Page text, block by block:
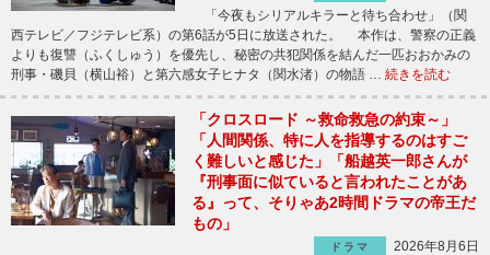
「今夜もシリアルキラーと待ち合わせ」（関
西テレビ／フジテレビ系）の第6話が5日に放送された。 本作は、警察の正義
よりも復讐（ふくしゅう）を優先し、秘密の共犯関係を結んだ一匹おおかみの
刑事・磯貝（横山裕）と第六感女子ヒナタ（関水渚）の物語 … 続きを読む
「クロスロード ～救命救急の約束～」
「人間関係、特に人を指導するのはすご
く難しいと感じた」「船越英一郎さんが
『刑事面に似ていると言われたことがあ
る』って、そりゃあ2時間ドラマの帝王だ
もの」
ドラマ
2026年8月6日